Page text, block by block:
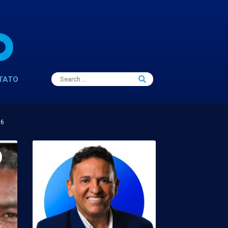
Search
for:
Search